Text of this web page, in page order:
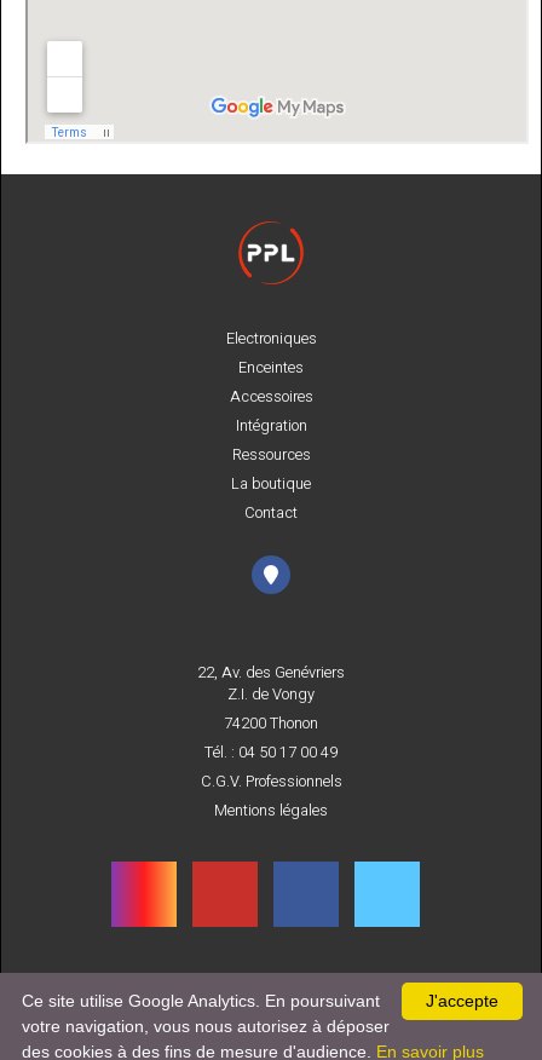
Electroniques
Enceintes
Accessoires
Intégration
Ressources
La boutique
Contact
22, Av. des Genévriers
Z.I. de Vongy
74200 Thonon
Tél. : 04 50 17 00 49
C.G.V. Professionnels
Mentions légales
INSCRIVEZ-VOUS
À NOTRE NEWSLETTER
J'accepte
Ce site utilise Google Analytics. En poursuivant
votre navigation, vous nous autorisez à déposer
des cookies à des fins de mesure d'audience. En savoir plus